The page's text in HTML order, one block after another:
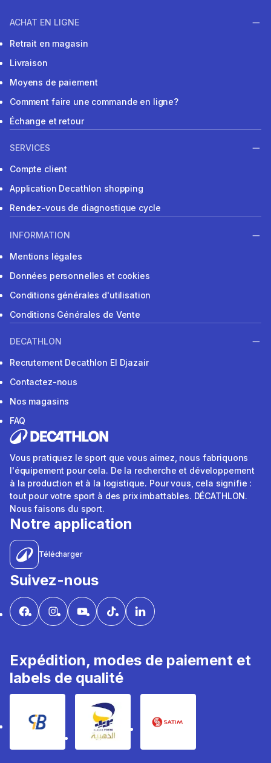
ACHAT EN LIGNE
Retrait en magasin
Livraison
Moyens de paiement
Comment faire une commande en ligne?
Échange et retour
SERVICES
Compte client
Application Decathlon shopping
Rendez-vous de diagnostique cycle
INFORMATION
Mentions légales
Données personnelles et cookies
Conditions générales d'utilisation
Conditions Générales de Vente
DECATHLON
Recrutement Decathlon El Djazair
Contactez-nous
Nos magasins
FAQ
Vous pratiquez le sport que vous aimez, nous fabriquons
l'équipement pour cela. De la recherche et développement
à la production et à la logistique. Pour vous, cela signifie :
tout pour votre sport à des prix imbattables. DÉCATHLON.
Nous faisons du sport.
Notre application
Télécharger
Suivez-nous
Expédition, modes de paiement et
labels de qualité